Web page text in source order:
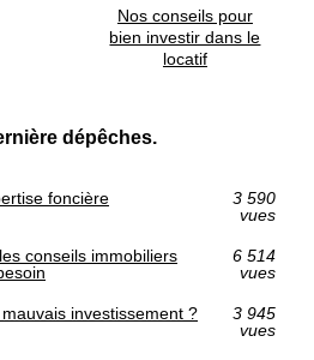
Nos conseils pour
bien investir dans le
locatif
dépêches.
foncière
3 590
vues
conseils immobiliers
6 514
vues
investissement ?
3 945
vues